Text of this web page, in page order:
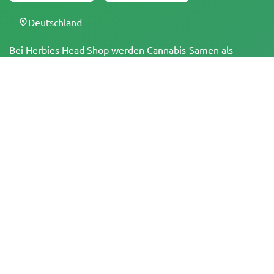
Bei Herbies Head Shop werden Cannabis-Samen als
Deutschland